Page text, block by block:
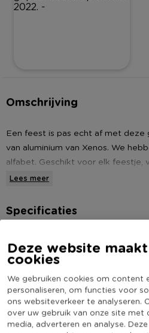
Deze website
cookies
We gebruiken cookies om content
personaliseren, om functies voor
ons websiteverkeer te analyseren.
over uw gebruik van onze site met
media, adverteren en analyse.
Omschrijving
Een feest is pas echt af met
van aluminium van Xenos. We
alfabet. Geschikt voor elk feestje,
maar ook leuk om voor het raam
hebt!
* Alle letters van het alfabet
* 30 cm
* Goudkleurig
Lees meer
Specificaties
Online Only
Materiaal
Producthoogte (cm)
Kleur